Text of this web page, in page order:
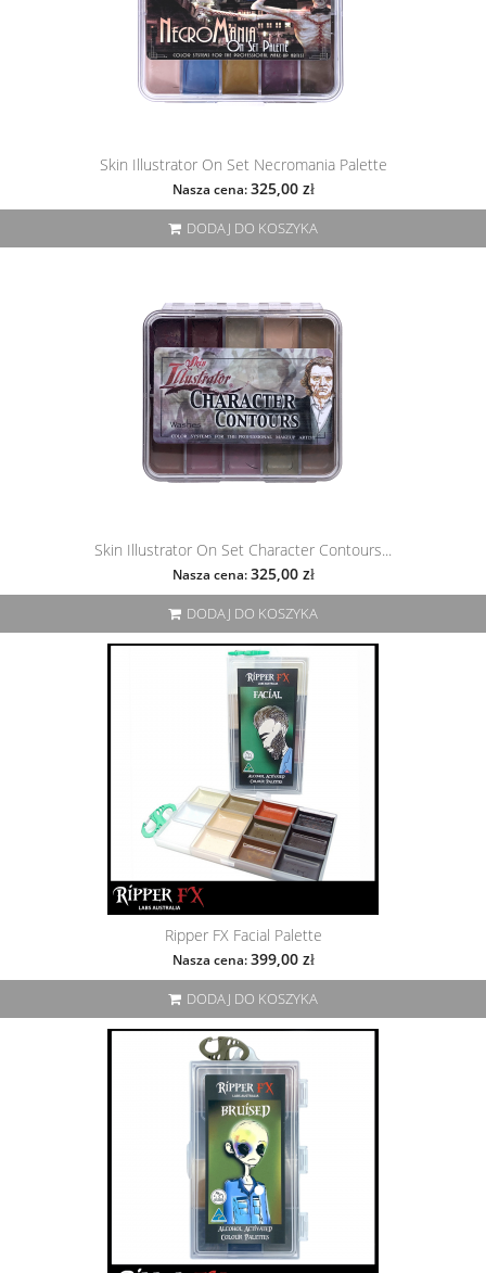
Skin Illustrator On Set Necromania Palette
Nasza cena: 325,00 zł
DODAJ DO KOSZYKA
Skin Illustrator On Set Character Contours...
Nasza cena: 325,00 zł
DODAJ DO KOSZYKA
Ripper FX Facial Palette
Nasza cena: 399,00 zł
DODAJ DO KOSZYKA